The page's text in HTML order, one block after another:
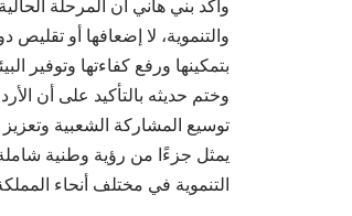
وأكد بني هاني أن المرحلة
والتنموية، لا إضعافها أو تقليص
بتمكينها ورفع كفاءتها وتوفير
وختم حديثه بالتأكيد على أن
توسيع المشاركة الشعبية
يمثل جزءًا من رؤية وطنية
التنموية في مختلف أنحاء